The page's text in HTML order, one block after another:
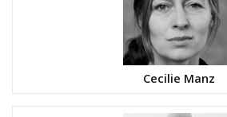
Cecilie Manz